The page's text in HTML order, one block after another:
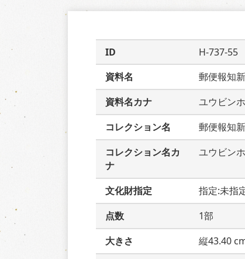
ID
H-737-55
資料名
郵便報知
資料名カナ
ユウビン
コレクション名
郵便報知
コレクション名カ
ナ
ユウビン
文化財指定
指定:未指
点数
1部
大きさ
縦43.40